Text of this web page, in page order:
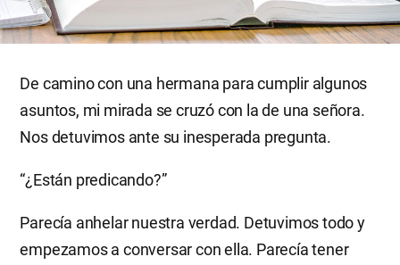
De camino con una hermana para cumplir algunos
asuntos, mi mirada se cruzó con la de una señora.
Nos detuvimos ante su inesperada pregunta.
“¿Están predicando?”
Parecía anhelar nuestra verdad. Detuvimos todo y
empezamos a conversar con ella. Parecía tener